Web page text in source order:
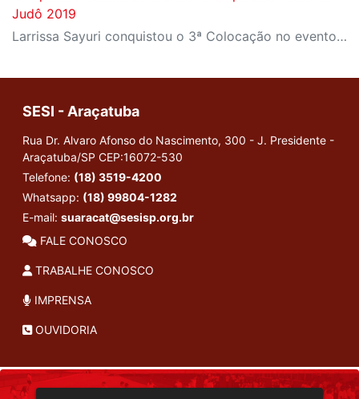
Judô 2019
Larrissa Sayuri conquistou o 3ª Colocação no evento na Classe Sub 15, categoria médio 53kg a 58kg.
SESI - Araçatuba
Rua Dr. Alvaro Afonso do Nascimento, 300 - J. Presidente -
Araçatuba/SP CEP:16072-530
Telefone: (18) 3519-4200
Whatsapp: (18) 99804-1282
E-mail: suaracat@sesisp.org.br
FALE CONOSCO
TRABALHE CONOSCO
IMPRENSA
OUVIDORIA